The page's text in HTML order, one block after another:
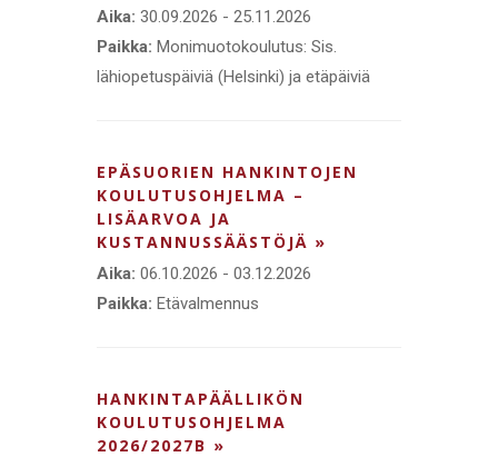
Aika: 30.09.2026 - 25.11.2026
Paikka: Monimuotokoulutus: Sis.
lähiopetuspäiviä (Helsinki) ja etäpäiviä
EPÄSUORIEN HANKINTOJEN
KOULUTUSOHJELMA –
LISÄARVOA JA
KUSTANNUSSÄÄSTÖJÄ »
Aika: 06.10.2026 - 03.12.2026
Paikka: Etävalmennus
HANKINTAPÄÄLLIKÖN
KOULUTUSOHJELMA
2026/2027B »